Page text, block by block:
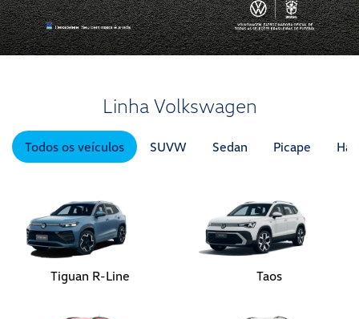
Linha Volkswagen
Todos os veículos SUVW Sedan Picape
Tiguan R-Line Taos